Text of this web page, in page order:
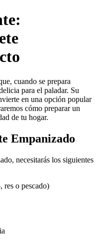
cuando se prepara
para el paladar. Su
en una opción popular
cómo preparar un
de tu hogar.
Empanizado
necesitarás los siguientes
res o pescado)